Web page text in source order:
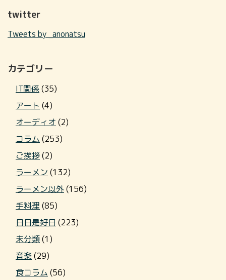
twitter
Tweets by _anonatsu
カテゴリー
IT関係(35)
アート (4)
オーディオ (2)
コラム (253)
ご挨拶(2)
ラーメン (132)
ラーメン以外(156)
手料理 (85)
日日是好日 (223)
未分類(1)
音楽(29)
食コラム (56)